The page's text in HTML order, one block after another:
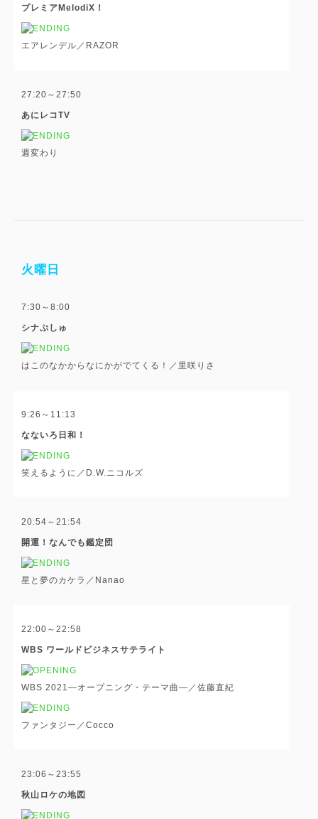
プレミアMelodiX！
エアレンデル／RAZOR
27:20～27:50
あにレコTV
週変わり
火曜日
7:30～8:00
シナぷしゅ
はこのなかからなにかがでてくる！／里咲りさ
9:26～11:13
なないろ日和！
笑えるように／D.W.ニコルズ
20:54～21:54
開運！なんでも鑑定団
星と夢のカケラ／Nanao
22:00～22:58
WBS ワールドビジネスサテライト
WBS 2021―オープニング・テーマ曲―／佐藤直紀
ファンタジー／Cocco
23:06～23:55
秋山ロケの地図